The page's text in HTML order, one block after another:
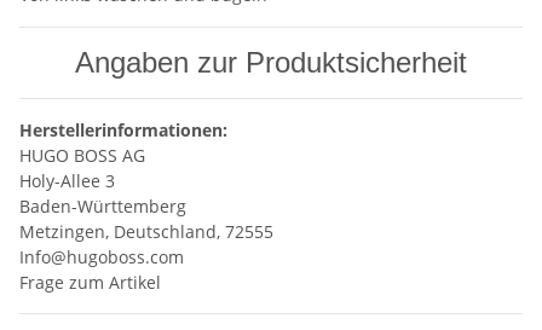
Angaben zur Produktsicherheit
Herstellerinformationen:
HUGO BOSS AG
Holy-Allee 3
Baden-Württemberg
Metzingen, Deutschland, 72555
Info@hugoboss.com
Frage zum Artikel